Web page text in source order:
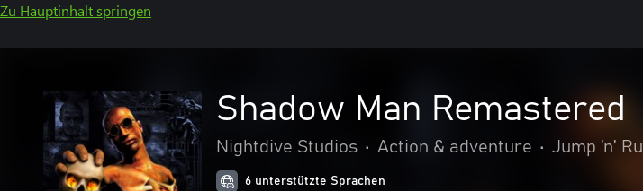
Zu Hauptinhalt springen
Shadow Man Remastered
Nightdive Studios • Action & adventure • Jump ’n’
6 unterstützte Sprachen